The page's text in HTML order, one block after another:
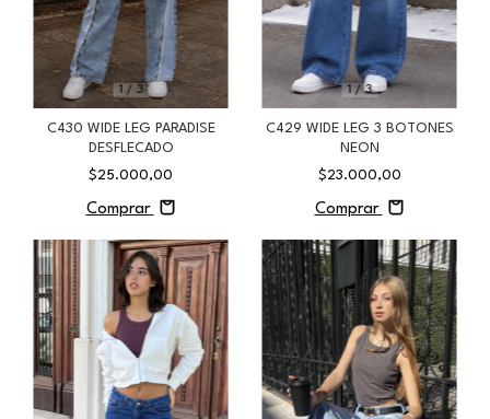
1 / 3
C430 WIDE LEG PARADISE
DESFLECADO
$25.000,00
Comprar
1/3
C429 WIDE LEG 3 BOTONES
NEON
$23.000,00
Comprar